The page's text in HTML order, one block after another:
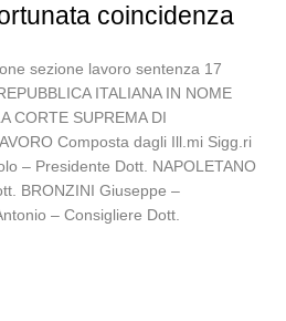
coincidenza
sezione lavoro sentenza 17
ITALIANA IN NOME
CORTE SUPREMA DI
Composta dagli Ill.mi Sigg.ri
– Presidente Dott. NAPOLETANO
BRONZINI Giuseppe –
– Consigliere Dott.